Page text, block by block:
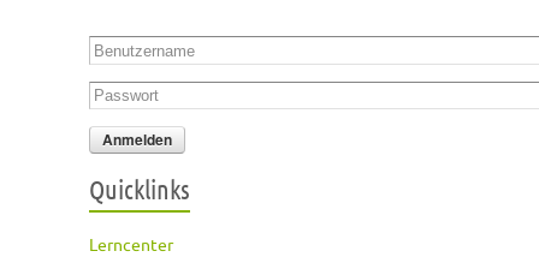
Benutzername
Passwort
Quicklinks
Lerncenter